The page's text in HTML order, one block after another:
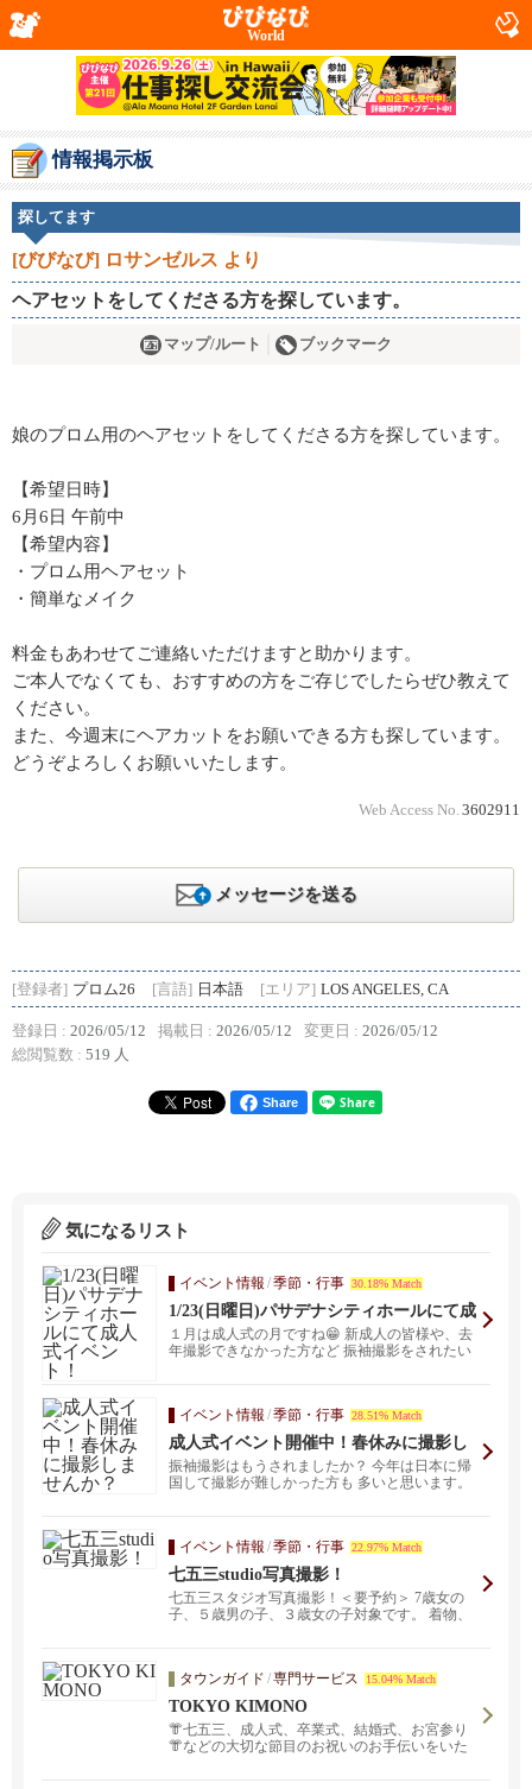
World
情報掲示板
探してます
[びびなび] ロサンゼルス より
ヘアセットをしてくださる方を探しています。
マップ/ルート ブックマーク
娘のプロム用のヘアセットをしてくださる方を探しています。
【希望日時】
6月6日 午前中
【希望内容】
・プロム用ヘアセット
・簡単なメイク
料金もあわせてご連絡いただけますと助かります。
ご本人でなくても、おすすめの方をご存じでしたらぜひ教えて
ください。
また、今週末にヘアカットをお願いできる方も探しています。
どうぞよろしくお願いいたします。
Web Access No. 3602911
メッセージを送る
[登録者] プロム26 [言語] 日本語 [エリア] LOS ANGELES, CA
登録日 : 2026/05/12 掲載日 : 2026/05/12 変更日 : 2026/05/12
総閲覧数 : 519 人
Share
気になるリスト
イベント情報 /季節・行事 30.18% Match
1/23(日曜日)パサデナシティホールにて成
人式イベント！
１月は成人式の月ですね😁 新成人の皆様や、去
年撮影できなかった方など 振袖撮影をされたい
イベント情報 /季節・行事 28.51% Match
成人式イベント開催中！春休みに撮影し
ませんか？
振袖撮影はもうされましたか？ 今年は日本に帰
国して撮影が難しかった方も 多いと思います。
イベント情報 /季節・行事 22.97% Match
七五三studio写真撮影！
七五三スタジオ写真撮影！＜要予約＞ 7歳女の
子、５歳男の子、３歳女の子対象です。 着物、
タウンガイド /専門サービス 15.04% Match
TOKYO KIMONO
👘七五三、成人式、卒業式、結婚式、お宮参り
👘などの大切な節目のお祝いのお手伝いをいた